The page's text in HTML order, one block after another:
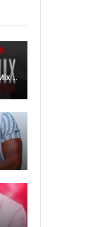
DjMaphorisa – Afrobeatz Mix Vol1 (AUDIO)